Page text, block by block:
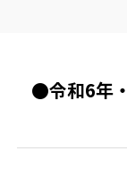
●令和6年